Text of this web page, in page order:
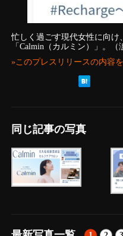
忙しく過ごす現代女性に向
「Calmin（カルミン）」。
»このプレスリリースの内容
同じ記事の写真